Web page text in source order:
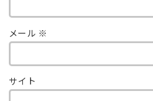
メール ※
サイト